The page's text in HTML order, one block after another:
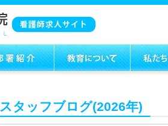
スタッフブログ(2026年)